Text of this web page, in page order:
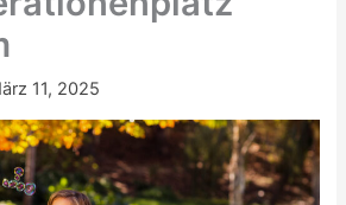
11, 2025